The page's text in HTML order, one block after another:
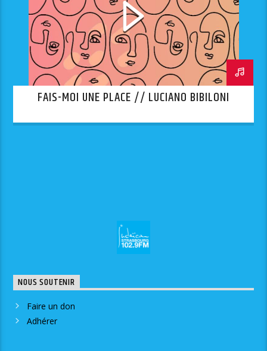
FAIS-MOI UNE PLACE // LUCIANO BIBILONI
NOUS SOUTENIR
Faire un don
Adhérer